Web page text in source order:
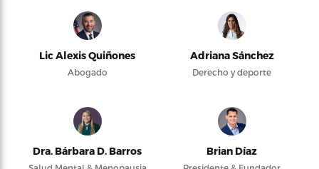
Lic Alexis Quiñones
Abogado
Adriana Sánchez
Derecho y deporte
Dra. Bárbara D. Barros Brian Díaz